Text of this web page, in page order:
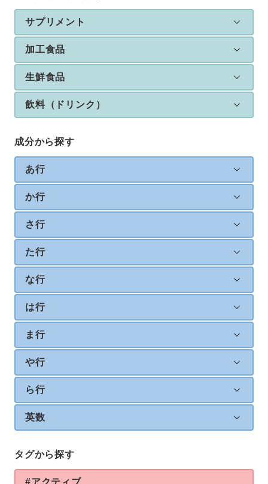
サプリメント
加工食品
生鮮食品
飲料（ドリンク）
成分から探す
あ行
か行
さ行
た行
な行
は行
ま行
や行
ら行
英数
タグから探す
#アクティブ